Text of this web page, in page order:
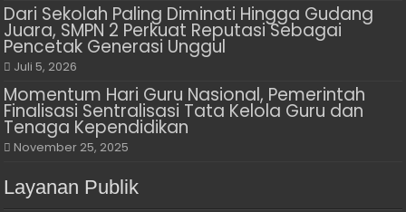
Dari Sekolah Paling Diminati Hingga Gudang
Juara, SMPN 2 Perkuat Reputasi Sebagai
Pencetak Generasi Unggul
Juli 5, 2026
Momentum Hari Guru Nasional, Pemerintah
Finalisasi Sentralisasi Tata Kelola Guru dan
Tenaga Kependidikan
November 25, 2025
Layanan Publik